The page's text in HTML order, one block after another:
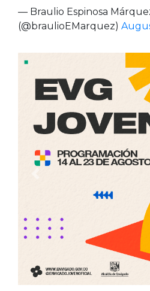
— Braulio Espinosa
(@braulioEMarquez)